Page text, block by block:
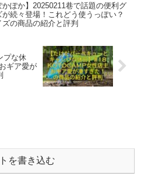
かぽか】20250211巷で話題の便利グ
が続々登場！これどう使うっぽい？
ズの商品の紹介と評判
プな休
ギア愛が
を書き込む